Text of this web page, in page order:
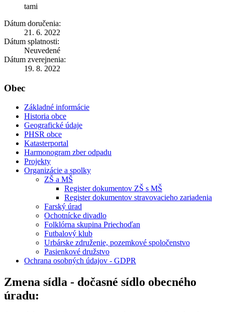
tami
Dátum doručenia:
21. 6. 2022
Dátum splatnosti:
Neuvedené
Dátum zverejnenia:
19. 8. 2022
Obec
Základné informácie
Historia obce
Geografické údaje
PHSR obce
Katasterportal
Harmonogram zber odpadu
Projekty
Organizácie a spolky
ZŠ a MŠ
Register dokumentov ZŠ s MŠ
Register dokumentov stravovacieho zariadenia
Farský úrad
Ochotnícke divadlo
Folklórna skupina Priechoďan
Futbalový klub
Urbárske združenie, pozemkové spoločenstvo
Pasienkové družstvo
Ochrana osobných údajov - GDPR
Zmena sídla - dočasné sídlo obecného
úradu: